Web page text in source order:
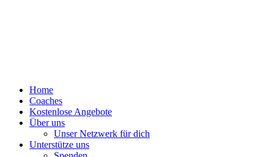
Home
Coaches
Kostenlose Angebote
Über uns
Unser Netzwerk für dich
Unterstütze uns